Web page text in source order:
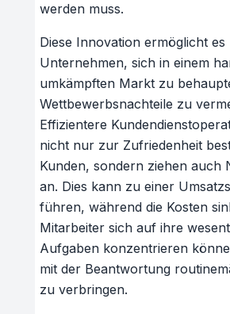
werden muss.
Diese Innovation ermöglicht es
Unternehmen, sich in einem
umkämpften Markt zu
Wettbewerbsnachteile zu
Effizientere
nicht nur zur Zufriedenheit
Kunden, sondern ziehen auch
an. Dies kann zu einer
führen, während die Kosten
Mitarbeiter sich auf ihre
Aufgaben konzentrieren
mit der Beantwortung
zu verbringen.